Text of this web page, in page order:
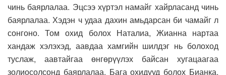
чинь баярлалаа. Эцсээ хүртэл намайг хайрласанд чинь
баярлалаа. Хэдэн ч удаа дахин амьдарсан би чамайг л
сонгоно. Том охид болох Наталиа, Жианна нартаа
хандаж хэлэхэд, аавдаа хамгийн шилдэг нь болоход
туслаж, аавтайгаа өнгөрүүлэх байсан хугацаагаа
золиосолсонд баярлалаа. Бага охидууд болох Бианка,